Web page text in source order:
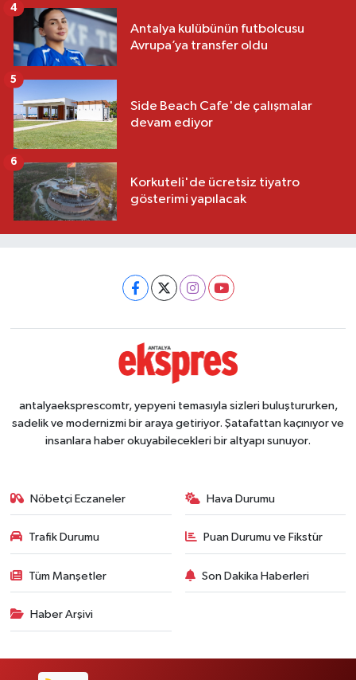
Antalya kulübünün futbolcusu
Avrupa’ya transfer oldu
4
Side Beach Cafe'de çalışmalar
devam ediyor
5
Korkuteli'de ücretsiz tiyatro
gösterimi yapılacak
6
antalyaeksprescomtr, yepyeni temasıyla sizleri buluştururken,
sadelik ve modernizmi bir araya getiriyor. Şatafattan kaçınıyor ve
insanlara haber okuyabilecekleri bir altyapı sunuyor.
Nöbetçi Eczaneler Hava Durumu
Trafik Durumu Puan Durumu ve Fikstür
Tüm Manşetler Son Dakika Haberleri
Haber Arşivi